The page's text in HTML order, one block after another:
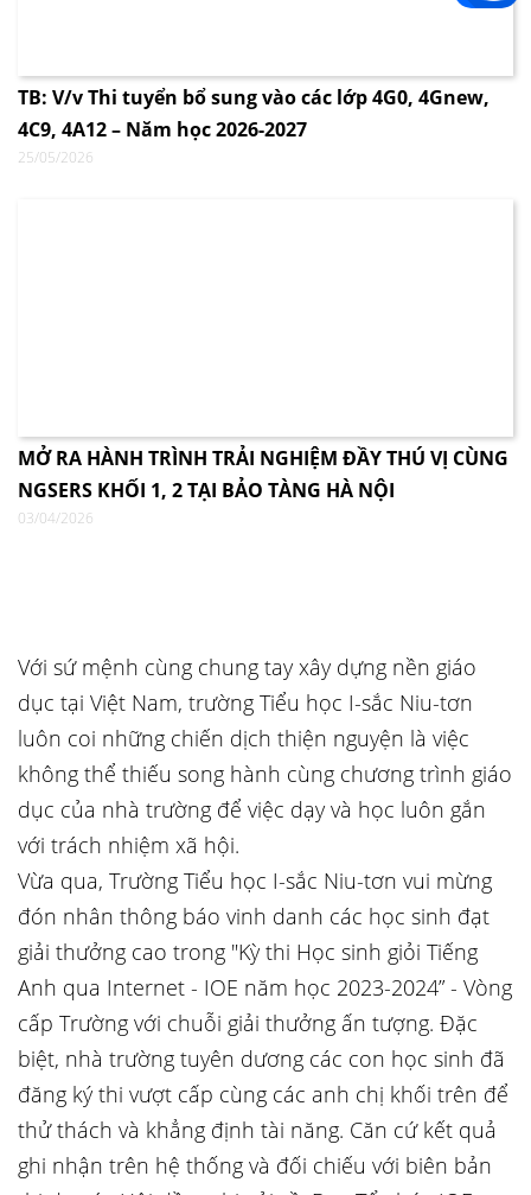
TB: V/v Thi tuyển bổ sung vào các lớp 4G0, 4Gnew,
4C9, 4A12 – Năm học 2026-2027
25/05/2026
MỞ RA HÀNH TRÌNH TRẢI NGHIỆM ĐẦY THÚ VỊ CÙNG
NGSERS KHỐI 1, 2 TẠI BẢO TÀNG HÀ NỘI
03/04/2026
Với sứ mệnh cùng chung tay xây dựng nền giáo
dục tại Việt Nam, trường Tiểu học I-sắc Niu-tơn
luôn coi những chiến dịch thiện nguyện là việc
không thể thiếu song hành cùng chương trình giáo
dục của nhà trường để việc dạy và học luôn gắn
với trách nhiệm xã hội.
Vừa qua, Trường Tiểu học I-sắc Niu-tơn vui mừng
đón nhân thông báo vinh danh các học sinh đạt
giải thưởng cao trong "Kỳ thi Học sinh giỏi Tiếng
Anh qua Internet - IOE năm học 2023-2024” - Vòng
cấp Trường với chuỗi giải thưởng ấn tượng. Đặc
biệt, nhà trường tuyên dương các con học sinh đã
đăng ký thi vượt cấp cùng các anh chị khối trên để
thử thách và khẳng định tài năng. Căn cứ kết quả
ghi nhận trên hệ thống và đối chiếu với biên bản